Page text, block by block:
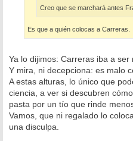
Creo que se marchará antes
Es que a quién colocas a Carreras.
Ya lo dijimos: Carreras iba a ser
Y mira, ni decepciona: es malo
A estas alturas, lo único que
ciencia, a ver si descubren
pasta por un tío que rinde
Vamos, que ni regalado lo
una disculpa.